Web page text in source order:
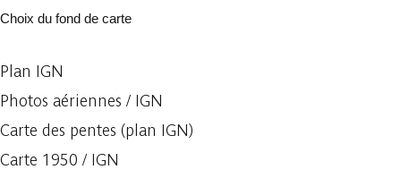
Choix du fond de carte
Plan IGN
Photos aériennes / IGN
Carte des pentes (plan IGN)
Carte 1950 / IGN